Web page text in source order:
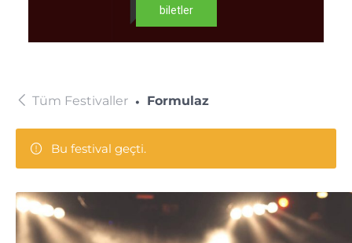
biletler
Tüm Festivaller Formulaz
Bu festival geçti.